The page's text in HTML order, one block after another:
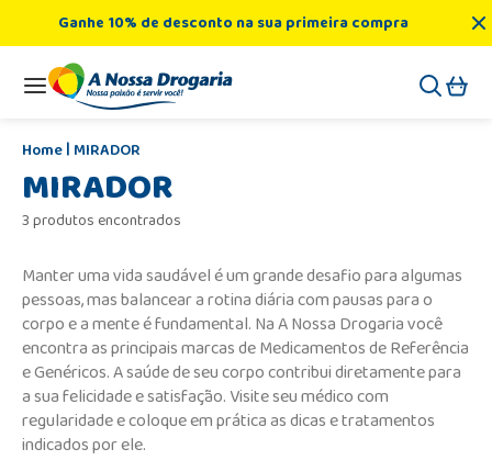
Ganhe 10% de desconto na sua primeira compra
MIRADOR
MIRADOR
3 produtos encontrados
Manter uma vida saudável é um grande desafio para algumas
pessoas, mas balancear a rotina diária com pausas para o
corpo e a mente é fundamental. Na A Nossa Drogaria você
encontra as principais marcas de Medicamentos de Referência
e Genéricos. A saúde de seu corpo contribui diretamente para
a sua felicidade e satisfação. Visite seu médico com
regularidade e coloque em prática as dicas e tratamentos
indicados por ele.